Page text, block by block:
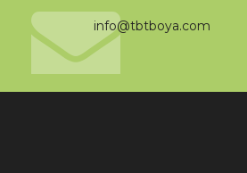
info@tbtboya.com